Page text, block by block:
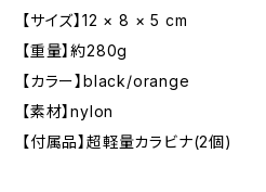
【サイズ】12 × 8 × 5 cm
【重量】約280g
【カラー】black/orange
【素材】nylon
【付属品】超軽量カラビナ(2個)